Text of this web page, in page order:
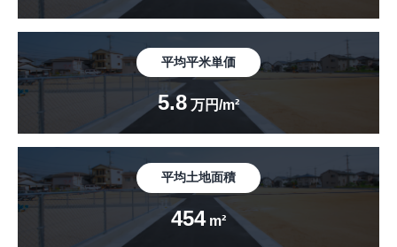
平均平米単価
5.8 万円/m²
平均土地面積
454 m²